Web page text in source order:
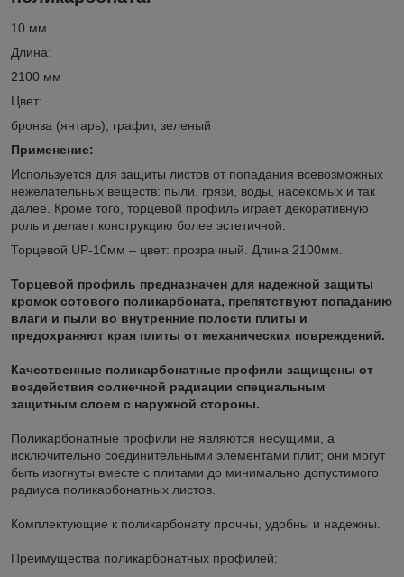
10 мм
Длина:
2100 мм
Цвет:
бронза (янтарь), графит, зеленый
Применение:
Используется для защиты листов от попадания всевозможных
нежелательных веществ: пыли, грязи, воды, насекомых и так
далее. Кроме того, торцевой профиль играет декоративную
роль и делает конструкцию более эстетичной.
Торцевой UP-10мм – цвет: прозрачный. Длина 2100мм.
Торцевой профиль предназначен для надежной защиты
кромок сотового поликарбоната, препятствуют попаданию
влаги и пыли во внутренние полости плиты и
предохраняют края плиты от механических повреждений.
Качественные поликарбонатные профили защищены от
воздействия солнечной радиации специальным
защитным слоем с наружной стороны.
Поликарбонатные профили не являются несущими, а
исключительно соединительными элементами плит; они могут
быть изогнуты вместе с плитами до минимально допустимого
радиуса поликарбонатных листов.
Комплектующие к поликарбонату прочны, удобны и надежны.
Преимущества поликарбонатных профилей: